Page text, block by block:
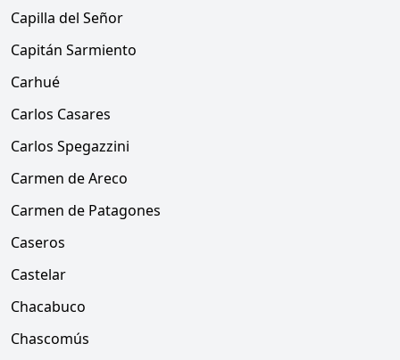
Capilla del Señor
Capitán Sarmiento
Carhué
Carlos Casares
Carlos Spegazzini
Carmen de Areco
Carmen de Patagones
Caseros
Castelar
Chacabuco
Chascomús